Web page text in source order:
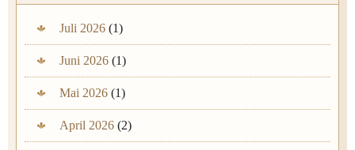
Juli 2026 (1)
Juni 2026 (1)
Mai 2026 (1)
April 2026 (2)